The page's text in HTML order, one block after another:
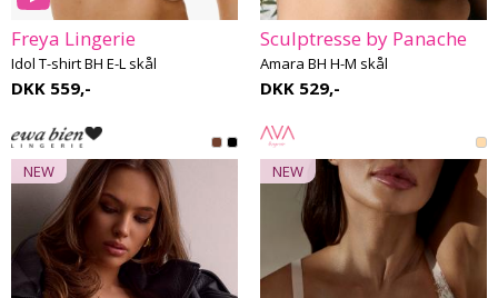
Freya Lingerie
Idol T-shirt BH E-L skål
DKK 559,-
Sculptresse by Panache
Amara BH H-M skål
DKK 529,-
NEW NEW